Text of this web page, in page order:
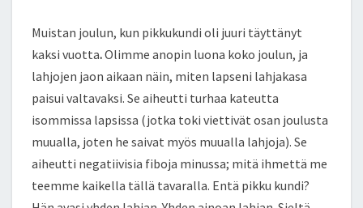
Muistan joulun, kun pikkukundi oli juuri täyttänyt
kaksi vuotta.Olimme anopin luona koko joulun, ja
lahjojen jaon aikaan näin, miten lapseni lahjakasa
paisui valtavaksi. Se aiheutti turhaa kateutta
isommissa lapsissa (jotka toki viettivät osan joulusta
muualla, joten he saivat myös muualla lahjoja). Se
aiheutti negatiivisia fiboja minussa; mitä ihmettä me
teemme kaikella tällä tavaralla. Entä pikku kundi?